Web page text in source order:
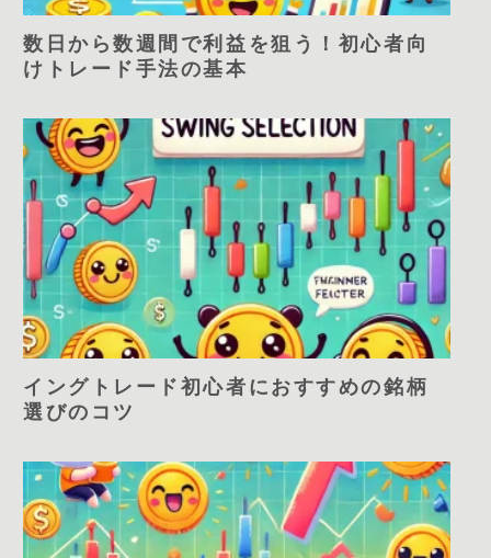
数日から数週間で利益を狙う！初心者向
けトレード手法の基本
イングトレード初心者におすすめの銘柄
選びのコツ